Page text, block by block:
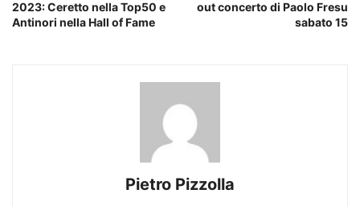
2023: Ceretto nella Top50 e
Antinori nella Hall of Fame
out concerto di Paolo Fresu
sabato 15
Pietro Pizzolla